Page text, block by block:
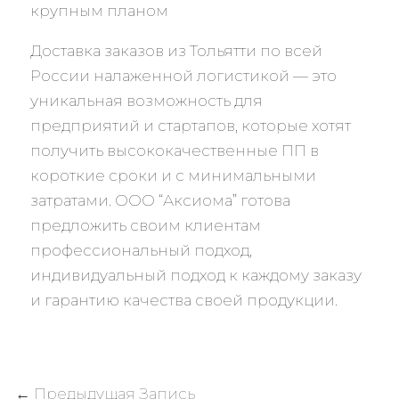
Доставка заказов из Тольятти по всей
России налаженной логистикой — это
уникальная возможность для
предприятий и стартапов, которые хотят
получить высококачественные ПП в
короткие сроки и с минимальными
затратами. ООО “Аксиома” готова
предложить своим клиентам
профессиональный подход,
индивидуальный подход к каждому заказу
и гарантию качества своей продукции.
← Предыдущая Запись